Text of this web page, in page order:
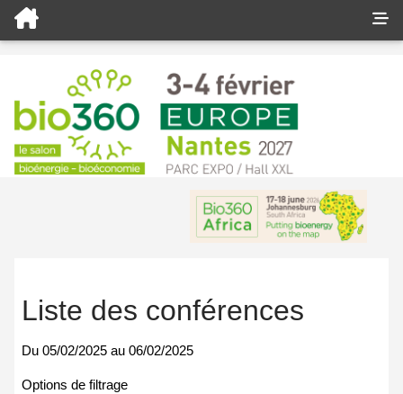
Liste des conférences
Du 05/02/2025 au 06/02/2025
Options de filtrage